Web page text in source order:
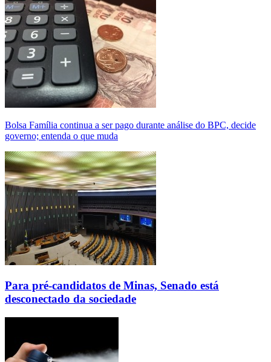
Bolsa Família continua a ser pago durante análise do BPC, decide
governo; entenda o que muda
Para pré-candidatos de Minas, Senado está
desconectado da sociedade